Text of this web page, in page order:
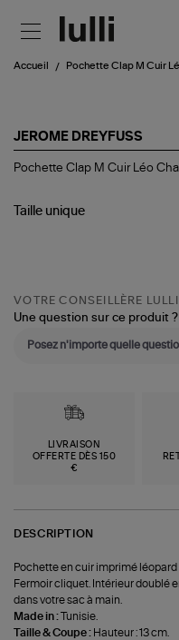
Accueil Pochette Clap M Cuir
JEROME DREYFUSS
Pochette
Cuir
Pochette Clap M Cuir Léo
Taille unique
VOTRE CONSEILLÈRE LULLI
Une question sur ce produit ?
LIVRAISON
OFFERTE DÈS 150
€
DESCRIPTION
Pochette en cuir imprimé
Fermoir cliquet. Intérieur doublé
dans votre sac à main.
Made in :Tunisie.
Taille & Coupe : Hauteur : 13 cm.